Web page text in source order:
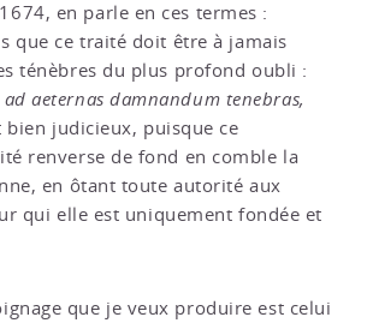
en parle en ces termes :
que ce traité doit être à jamais
ténèbres du plus profond oubli :
aeternas damnandum tenebras,
bien judicieux, puisque ce
renverse de fond en comble la
en ôtant toute autorité aux
qui elle est uniquement fondée et
que je veux produire est celui